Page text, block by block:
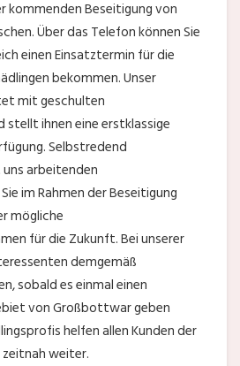
kommenden Beseitigung von
Über das Telefon können Sie
einen Einsatztermin für die
bekommen. Unser
mit geschulten
stellt ihnen eine erstklassige
Selbstredend
arbeitenden
im Rahmen der Beseitigung
mögliche
für die Zukunft. Bei unserer
demgemäß
sobald es einmal einen
von Großbottwar geben
helfen allen Kunden der
weiter.